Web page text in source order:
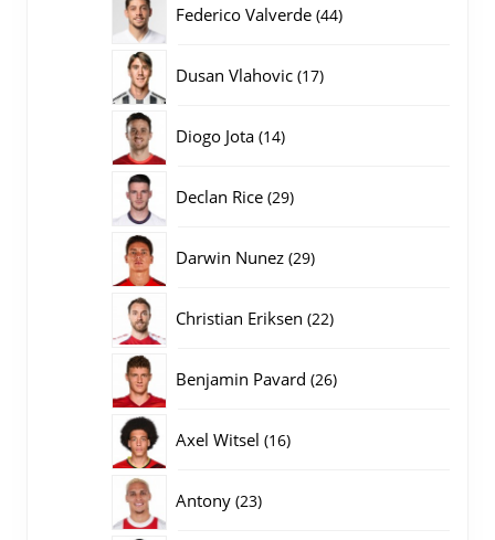
Federico Valverde 4444
Dusan Vlahovic 1717
Diogo Jota 1414
Declan Rice 2929
Darwin Nunez 2929
Christian Eriksen 2222
Benjamin Pavard 2626
Axel Witsel 1616
Antony 2323